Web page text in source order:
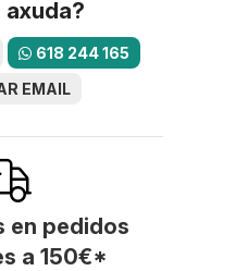
axuda?
618 244 165
EMAIL
en pedidos
a 150€*